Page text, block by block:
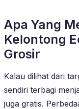
Apa Yang
Kelontong
Grosir
Kalau dilihat dari
sendiri terbagi
juga gratis.